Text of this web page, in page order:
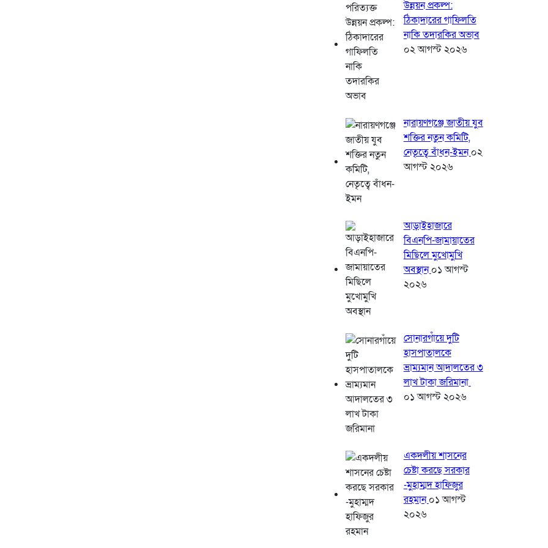
উন্নয়ন প্রকল্প:
ঠিকাদারের গাফিলতি
নাকি তদারকির অভাব
০২ আগস্ট ২০২৬
নারায়ণগঞ্জে জাতীয় যুব
শক্তির নতুন কমিটি,
নেতৃত্বে বাঁধন-ইমন০২
আগস্ট ২০২৬
আড়াইহাজারে
বিএনপি-জামায়াতের
মিছিলে মুখোমুখি
অবস্থান০১ আগস্ট
২০২৬
সোনারগাঁয়ে দুটি
হাসপাতালকে
ভ্রাম্যমান আদালতের ৩
লাখ টাকা জরিমানা
০১ আগস্ট ২০২৬
একদলীয় শাসনের
চেষ্টা করছে সরকার
-মুহাম্মদ হাফিজুর
রহমান০১ আগস্ট
২০২৬